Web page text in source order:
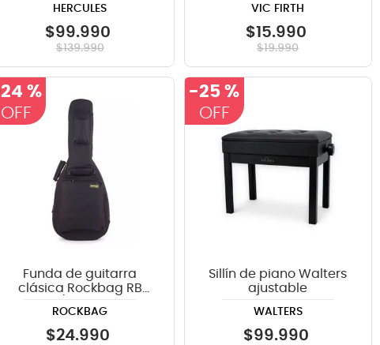
HERCULES
$99.990
$139.990
VIC FIRTH
$15.990
$19.990
24 %
Funda de guitarra
clásica Rockbag RB
Line Plus
ROCKBAG
$24.990
-25 %
Sillín de piano Walters
ajustable
WALTERS
$99.990